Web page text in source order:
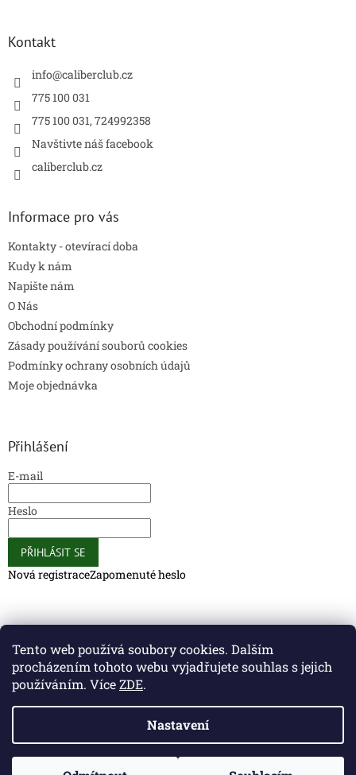
Tento web používá soubory cookies. Dalším
procházením tohoto webu vyjadřujete souhlas s jejich
používáním. VíceZDE.
Nastavení
Kontakt
info@caliberclub.cz
775 100 031
775 100 031, 724992358
Navštivte náš facebook
caliberclub.cz
Informace pro vás
Kontakty - otevírací doba
Kudy k nám
Napište nám
O Nás
Obchodní podmínky
Zásady používání souborů cookies
Podmínky ochrany osobních údajů
Moje objednávka
Přihlášení
E-mail
Heslo
PŘIHLÁSIT SE
Nová registraceZapomenuté heslo
Copyright 2026Caliber Club - Gun Store. Všechna práva